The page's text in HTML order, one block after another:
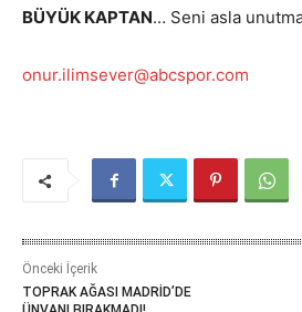
BÜYÜK KAPTAN… Seni asla
onur.ilimsever@abcspor.com
Önceki İçerik
TOPRAK AĞASI MADRİD’DE